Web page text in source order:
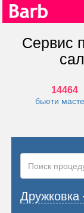
Сервис
14464
бьюти
Дружковка